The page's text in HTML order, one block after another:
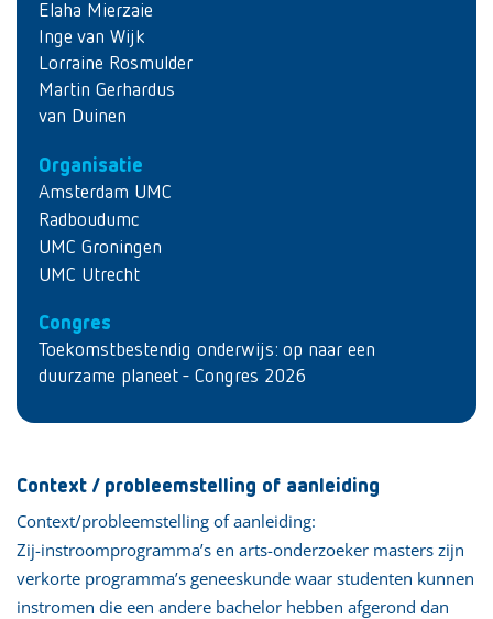
Elaha Mierzaie
Inge van Wijk
Lorraine Rosmulder
Martin Gerhardus
van Duinen
Organisatie
Amsterdam UMC
Radboudumc
UMC Groningen
UMC Utrecht
Congres
Toekomstbestendig onderwijs: op naar een
duurzame planeet - Congres 2026
Context / probleemstelling of aanleiding
Context/probleemstelling of aanleiding:
Zij-instroomprogramma’s en arts-onderzoeker masters zijn
verkorte programma’s geneeskunde waar studenten kunnen
instromen die een andere bachelor hebben afgerond dan